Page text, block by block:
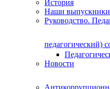
История
Наши выпускники
Руководство.
педагогический)
Новости